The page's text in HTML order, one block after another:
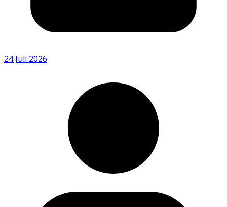
24 Juli 2026